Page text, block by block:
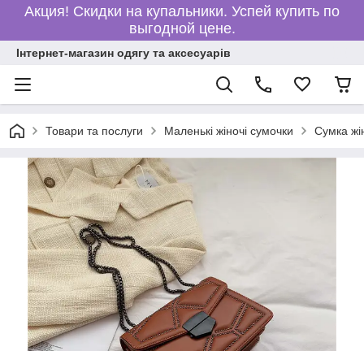
Акция! Скидки на купальники. Успей купить по
выгодной цене.
Інтернет-магазин одягу та аксесуарів
Товари та послуги Маленькі жіночі сумочки Сумка